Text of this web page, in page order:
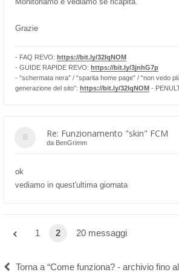
Grazie
- FAQ REVO: https://bit.ly/32lqNOM
- GUIDE RAPIDE REVO: https://bit.ly/3jnhG7p
- “schermata nera” / “sparita home page” / “non vedo
generazione del sito”: https://bit.ly/32lqNOM -
Re: Funzionamento "skin" FCM
da BenGrimm
ok
vediamo in quest'ultima giornata
1 2 20 messaggi
Torna a “Come funziona? - archivio fino